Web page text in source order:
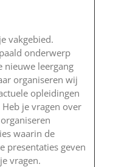
vakgebied.
onderwerp
nieuwe leergang
organiseren wij
opleidingen
je vragen over
waarin de
presentaties geven
vragen.